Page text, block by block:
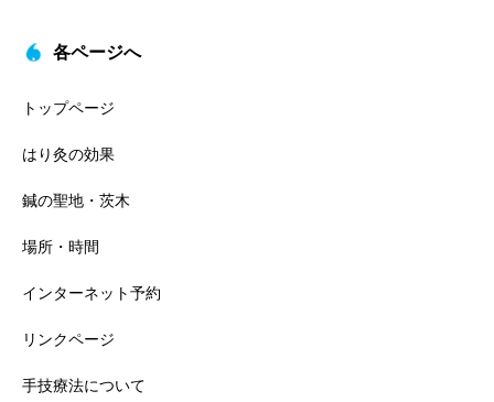
各ページへ
トップページ
はり灸の効果
鍼の聖地・茨木
場所・時間
インターネット予約
リンクページ
手技療法について